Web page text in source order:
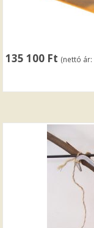
135 100 Ft (nettó ár: